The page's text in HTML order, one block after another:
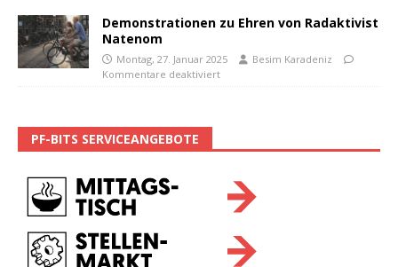
Demonstrationen zu Ehren von Radaktivist
Natenom
Montag, 27. Januar 2025
Besim Karadeniz
Kommentare deaktiviert
PF-BITS SERVICEANGEBOTE